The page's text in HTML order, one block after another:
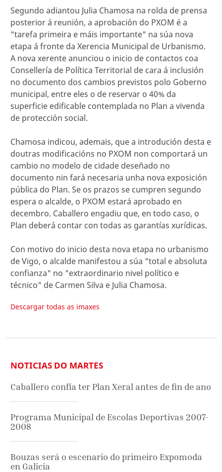
Segundo adiantou Julia Chamosa na rolda de prensa
posterior á reunión, a aprobación do PXOM é a
"tarefa primeira e máis importante" na súa nova
etapa á fronte da Xerencia Municipal de Urbanismo.
A nova xerente anunciou o inicio de contactos coa
Consellería de Política Territorial de cara á inclusión
no documento dos cambios previstos polo Goberno
municipal, entre eles o de reservar o 40% da
superficie edificable contemplada no Plan a vivenda
de protección social.
Chamosa indicou, ademais, que a introdución desta e
doutras modificacións no PXOM non comportará un
cambio no modelo de cidade deseñado no
documento nin fará necesaria unha nova exposición
pública do Plan. Se os prazos se cumpren segundo
espera o alcalde, o PXOM estará aprobado en
decembro. Caballero engadiu que, en todo caso, o
Plan deberá contar con todas as garantías xurídicas.
Con motivo do inicio desta nova etapa no urbanismo
de Vigo, o alcalde manifestou a súa "total e absoluta
confianza" no "extraordinario nivel político e
técnico" de Carmen Silva e Julia Chamosa.
Descargar todas as imaxes
NOTICIAS DO MARTES
Caballero confía ter Plan Xeral antes de fin de ano
Programa Municipal de Escolas Deportivas 2007-
2008
Bouzas será o escenario do primeiro Expomoda
en Galicia